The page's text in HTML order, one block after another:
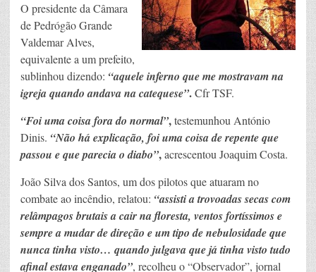
O presidente da Câmara
de Pedrógão Grande
Valdemar Alves,
equivalente a um prefeito,
sublinhou dizendo: “aquele inferno que me mostravam na
igreja quando andava na catequese”.Cfr TSF.
“Foi uma coisa fora do normal”,testemunhou António
Dinis. “Não há explicação, foi uma coisa de repente que
passou e que parecia o diabo”,acrescentou Joaquim Costa.
João Silva dos Santos, um dos pilotos que atuaram no
combate ao incêndio, relatou: “assisti a trovoadas secas com
relâmpagos brutais a cair na floresta, ventos fortíssimos e
sempre a mudar de direção e um tipo de nebulosidade que
nunca tinha visto… quando julgava que já tinha visto tudo
afinal estava enganado”, recolheu o “Observador”, jornal